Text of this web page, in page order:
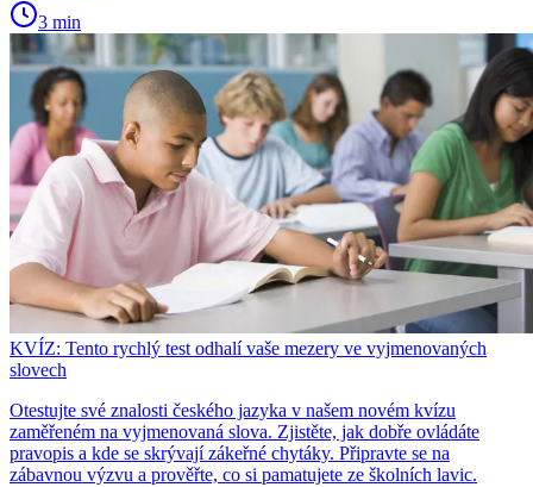
3 min
KVÍZ: Tento rychlý test odhalí vaše mezery ve vyjmenovaných
slovech
Otestujte své znalosti českého jazyka v našem novém kvízu
zaměřeném na vyjmenovaná slova. Zjistěte, jak dobře ovládáte
pravopis a kde se skrývají zákeřné chytáky. Připravte se na
zábavnou výzvu a prověřte, co si pamatujete ze školních lavic.